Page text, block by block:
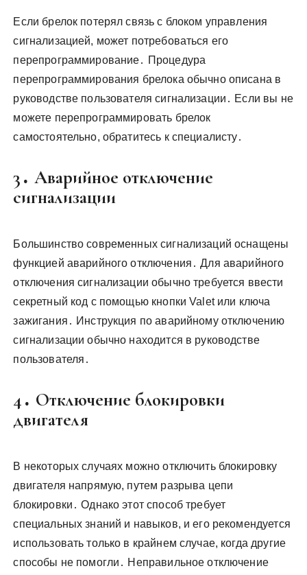
Если брелок потерял связь с блоком управления
сигнализацией, может потребоваться его
перепрограммирование․ Процедура
перепрограммирования брелока обычно описана в
руководстве пользователя сигнализации․ Если вы не
можете перепрограммировать брелок
самостоятельно, обратитесь к специалисту․
3․ Аварийное отключение
сигнализации
Большинство современных сигнализаций оснащены
функцией аварийного отключения․ Для аварийного
отключения сигнализации обычно требуется ввести
секретный код с помощью кнопки Valet или ключа
зажигания․ Инструкция по аварийному отключению
сигнализации обычно находится в руководстве
пользователя․
4․ Отключение блокировки
двигателя
В некоторых случаях можно отключить блокировку
двигателя напрямую, путем разрыва цепи
блокировки․ Однако этот способ требует
специальных знаний и навыков, и его рекомендуется
использовать только в крайнем случае, когда другие
способы не помогли․ Неправильное отключение